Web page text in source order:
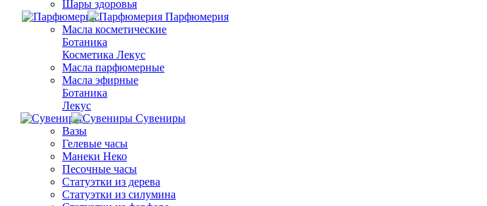
Шары здоровья
Парфюмерия
Масла косметические
Ботаника
Косметика Лекус
Масла парфюмерные
Масла эфирные
Ботаника
Лекус
Сувениры
Вазы
Гелевые часы
Манеки Неко
Песочные часы
Статуэтки из дерева
Статуэтки из силумина